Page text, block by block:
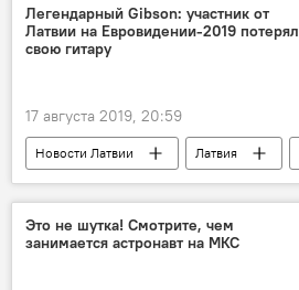
увольнение
Легендарный Gibson: участник от
Латвии на Евровидении-2019 потерял
свою гитару
17 августа 2019, 20:59
Новости Латвии Латвия
Евровидение
Это не шутка! Смотрите, чем
занимается астронавт на МКС